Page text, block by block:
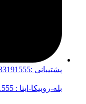
پشتیبانی :09033191555 واتس آپ
بله-روبیکا-ایتا : 09033191555